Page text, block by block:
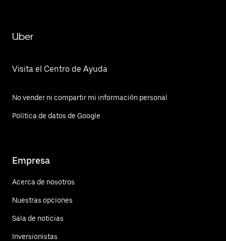
Uber
Visita el Centro de Ayuda
No vender ni compartir mi información personal
Política de datos de Google
Empresa
Acerca de nosotros
Nuestras opciones
Sala de noticias
Inversionistas